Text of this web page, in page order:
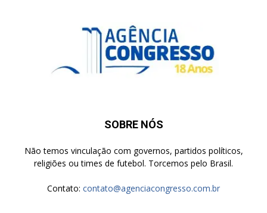
SOBRE NÓS
Não temos vinculação com governos, partidos políticos,
religiões ou times de futebol. Torcemos pelo Brasil.
Contato: contato@agenciacongresso.com.br